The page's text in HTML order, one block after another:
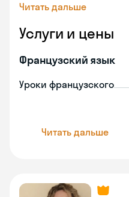
Читать дальше
Услуги и цены
Французский язык
Уроки французского
Читать дальше